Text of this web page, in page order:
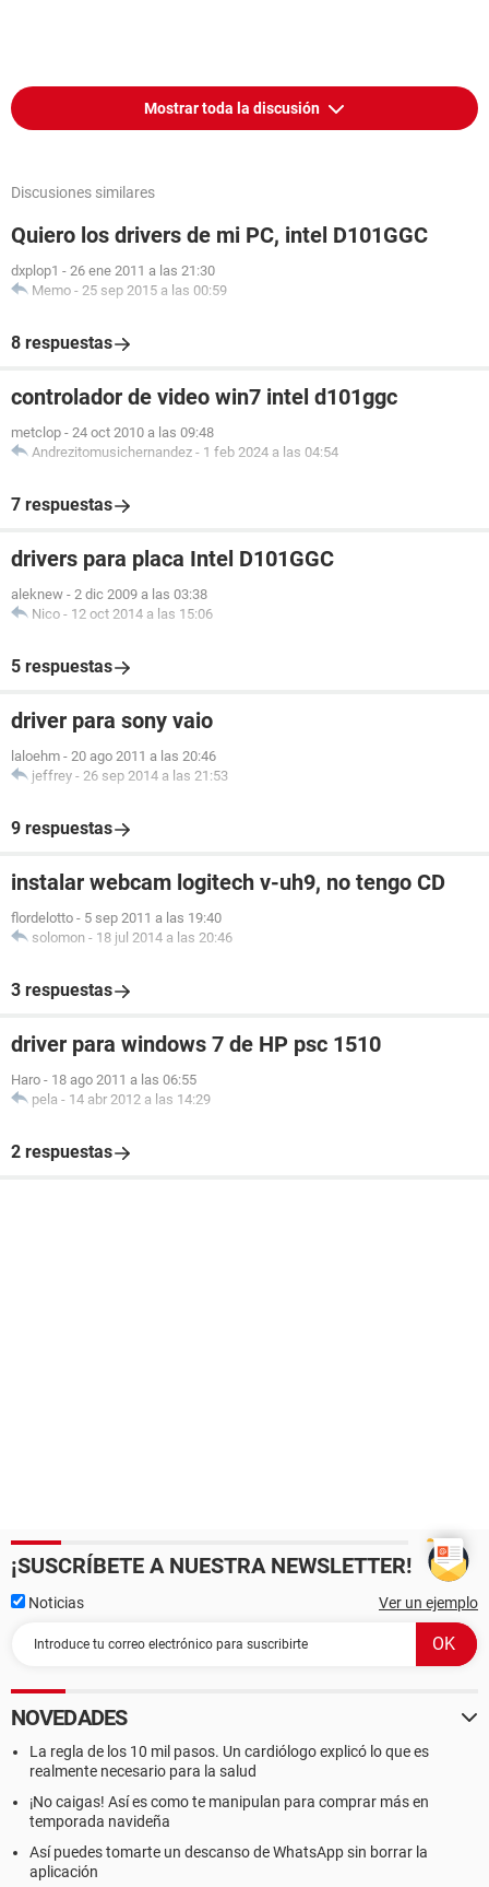
Mostrar toda la discusión
Discusiones similares
Quiero los drivers de mi PC, intel D101GGC
dxplop1 - 26 ene 2011 a las 21:30
Memo - 25 sep 2015 a las 00:59
8 respuestas
controlador de video win7 intel d101ggc
metclop - 24 oct 2010 a las 09:48
Andrezitomusichernandez - 1 feb 2024 a las 04:54
7 respuestas
drivers para placa Intel D101GGC
aleknew - 2 dic 2009 a las 03:38
Nico - 12 oct 2014 a las 15:06
5 respuestas
driver para sony vaio
laloehm - 20 ago 2011 a las 20:46
jeffrey - 26 sep 2014 a las 21:53
9 respuestas
instalar webcam logitech v-uh9, no tengo CD
flordelotto - 5 sep 2011 a las 19:40
solomon - 18 jul 2014 a las 20:46
3 respuestas
driver para windows 7 de HP psc 1510
Haro - 18 ago 2011 a las 06:55
pela - 14 abr 2012 a las 14:29
2 respuestas
¡SUSCRÍBETE A NUESTRA NEWSLETTER!
Noticias Ver un ejemplo
NOVEDADES
La regla de los 10 mil pasos. Un cardiólogo explicó lo que es
realmente necesario para la salud
¡No caigas! Así es como te manipulan para comprar más en
temporada navideña
Así puedes tomarte un descanso de WhatsApp sin borrar la
aplicación